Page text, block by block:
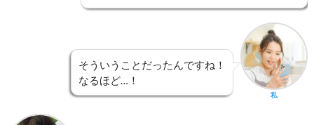
そういうことだったんですね！
なるほど…！
私